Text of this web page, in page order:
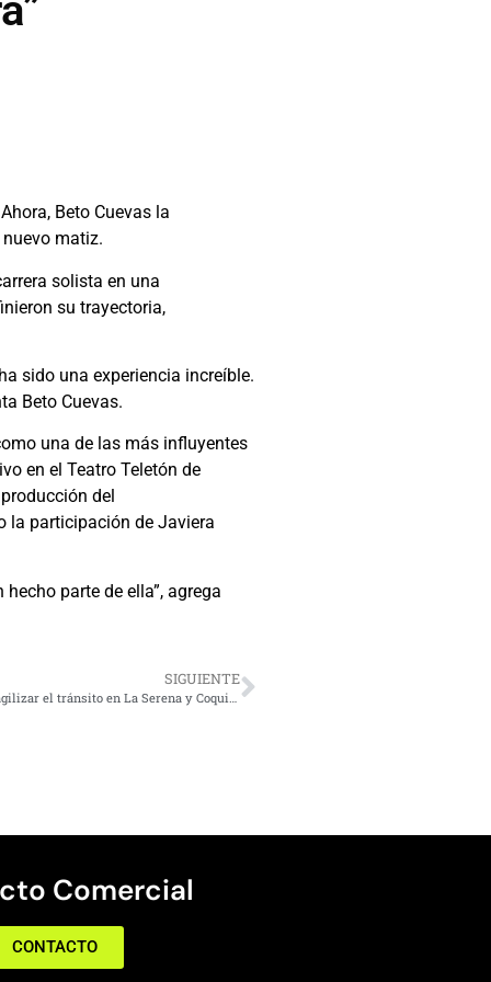
Beto Cuevas la
matiz.
solista en una
su trayectoria,
sido una experiencia increíble.
Beto Cuevas.
una de las más influyentes
en el Teatro Teletón de
del
la participación de Javiera
parte de ella”, agrega
SIGUIENTE
Con cámaras y drones cursarán partes empadronados para agilizar el tránsito en La Serena y Coquimbo
Comercial
CONTACTO